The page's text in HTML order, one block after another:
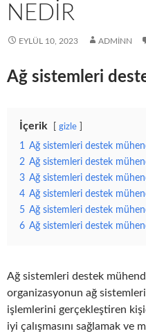
NEDIR
EYLÜL 10, 2023 ADMINN
Ağ sistemleri
İçerik gizle
1
Ağ sistemleri destek
2 Ağ sistemleri destek
3 Ağ sistemleri destek
4 Ağ sistemleri destek
5 Ağ sistemleri destek
6 Ağ sistemleri destek
Ağ sistemleri destek
organizasyonun ağ
işlemlerini gerçekleştiren
iyi çalışmasını sağlamak ve